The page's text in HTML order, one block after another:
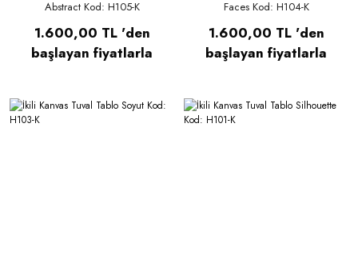
Abstract Kod: H105-K
1.600,00 TL 'den
başlayan fiyatlarla
Faces Kod: H104-K
1.600,00 TL 'den
başlayan fiyatlarla